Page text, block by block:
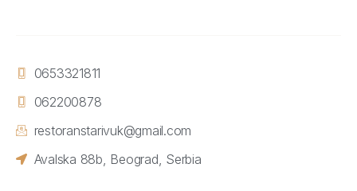
0653321811
062200878
restoranstarivuk@gmail.com
Avalska 88b, Beograd, Serbia